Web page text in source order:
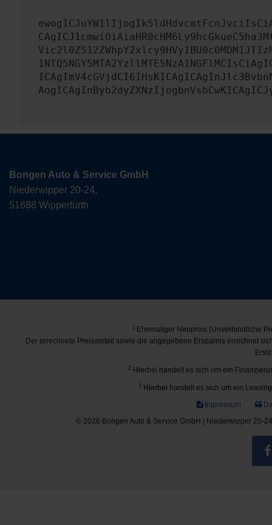
Bongen Auto & Service GmbH
Niederwipper 20-24,
51688 Wipperfürth
1Ehemaliger Neupreis (Unverbindliche
Der errechnete Preisvorteil sowie die angegebene Ersparnis errechnet
2 Hierbei handelt es sich um ein
3 Hierbei handelt es sich um ein
Impressum
© 2026 Bongen Auto & Service GmbH | Niederwipper 20-